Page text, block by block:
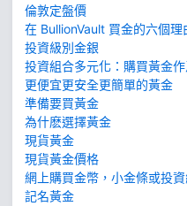
倫敦定盤價
在 BullionVault 買金的六個理
投資級別金銀
投資組合多元化：購買黃金
更便宜更安全更簡單的黃金
準備要買黃金
為什麽選擇黃金
現貨黃金
現貨黃金價格
網上購買金幣，小金條或投
記名黃金